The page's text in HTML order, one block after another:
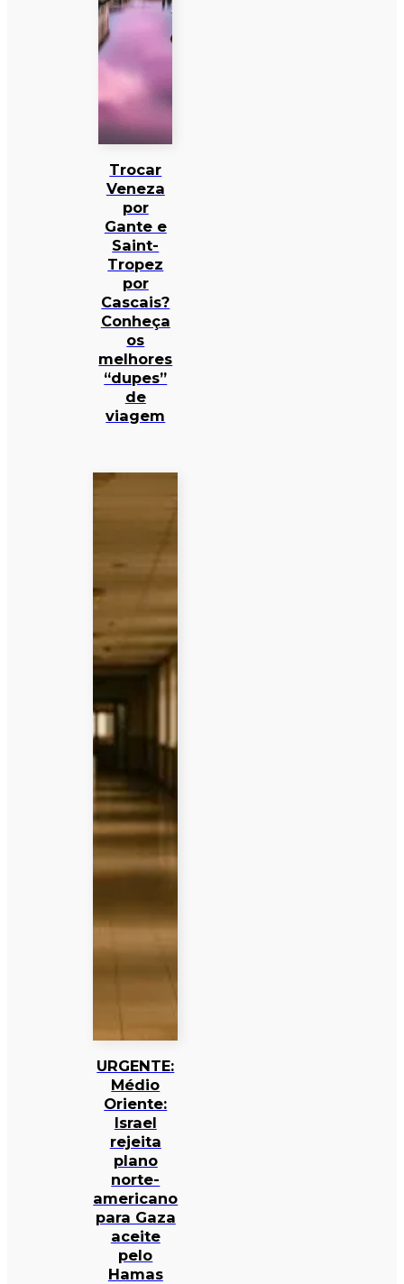
Trocar
Veneza
por
Gante e
Saint-
Tropez
por
Cascais?
Conheça
os
melhores
“dupes”
de
viagem
URGENTE:
Médio
Oriente:
Israel
rejeita
plano
norte-
americano
para Gaza
aceite
pelo
Hamas